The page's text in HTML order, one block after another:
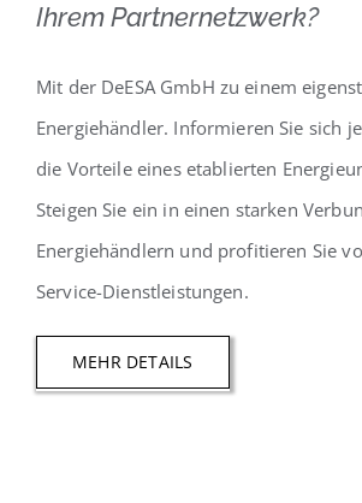
Ihrem Partnernetzwerk?
Mit der DeESA GmbH zu einem
Energiehändler. Informieren Sie sich
die Vorteile eines etablierten
Steigen Sie ein in einen starken
Energiehändlern und profitieren Sie
Service-Dienstleistungen.
MEHR DETAILS